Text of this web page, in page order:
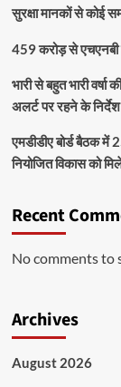
सुरक्षा मानकों से कोई
459 करोड़ से एचएनबी
भारी से बहुत भारी
अलर्ट पर रहने के निर्देश
एमडीडीए बोर्ड बैठक में
नियोजित विकास को
Recent
No comments to
Archives
August 2026